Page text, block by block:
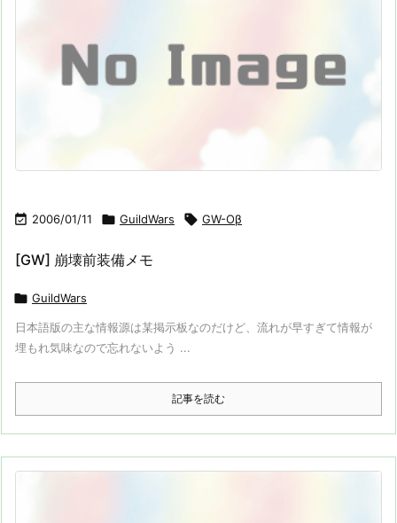
 2006/01/11  GuildWars  GW-Oβ
[GW] 崩壊前装備メモ
 GuildWars
日本語版の主な情報源は某掲示板なのだけど、流れが早すぎて情報が
埋もれ気味なので忘れないよう ...
記事を読む